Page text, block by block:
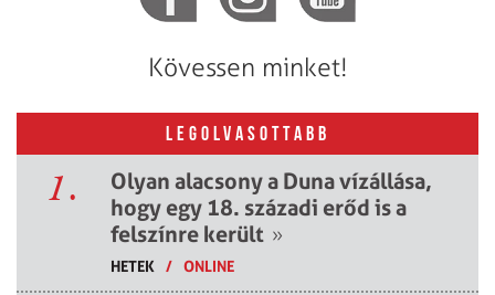
Kövessen minket!
LEGOLVASOTTABB
1.
Olyan alacsony a Duna vízállása,
hogy egy 18. századi erőd is a
felszínre került »
HETEK / ONLINE